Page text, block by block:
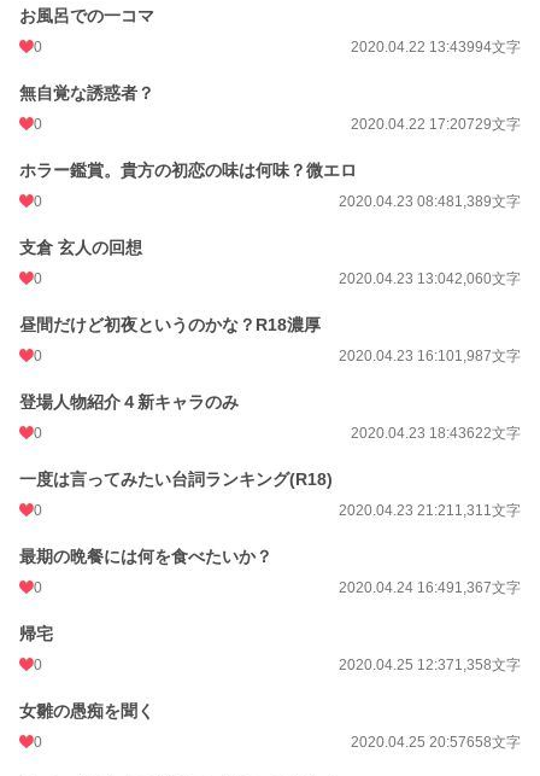
お風呂での一コマ
0 2020.04.22 13:43994文字
無自覚な誘惑者？
0 2020.04.22 17:20729文字
ホラー鑑賞。貴方の初恋の味は何味？微エロ
0 2020.04.23 08:481,389文字
支倉 玄人の回想
0 2020.04.23 13:042,060文字
昼間だけど初夜というのかな？R18濃厚
0 2020.04.23 16:101,987文字
登場人物紹介４新キャラのみ
0 2020.04.23 18:43622文字
一度は言ってみたい台詞ランキング(R18)
0 2020.04.23 21:211,311文字
最期の晩餐には何を食べたいか？
0 2020.04.24 16:491,367文字
帰宅
0 2020.04.25 12:371,358文字
女雛の愚痴を聞く
0 2020.04.25 20:57658文字